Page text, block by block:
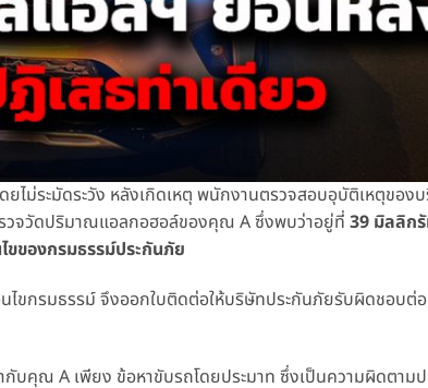
ม่ระมัดระวัง หลังเกิดเหตุ พนักงานตรวจสอบอุบัติเหตุของ
วจวัดปริมาณแอลกอฮอล์ของคุณ A ซึ่งพบว่าอยู่ที่ 39 มิลลิกรั
ขของกรมธรรม์ประกันภัย
ขกรมธรรม์ จึงออกใบติดต่อให้บริษัทประกันภัยรับผิดชอบต่อ
กับคุณ A เพียง ข้อหาขับรถโดยประมาท ซึ่งเป็นความผิดตาม